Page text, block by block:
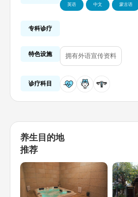
位于江南附近，交通便利（地
英语 中文 蒙古语
专科诊疗
特色设施 拥有外语宣传资料
诊疗科目
养生目的地
推荐